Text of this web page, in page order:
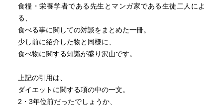
食糧・栄養学者である先生とマンガ家である生徒二人によ
る、
食べる事に関しての対談をまとめた一冊。
少し前に紹介した物と同様に、
食べ物に関する知識が盛り沢山です。
上記の引用は、
ダイエットに関する項の中の一文。
2・3年位前だったでしょうか、